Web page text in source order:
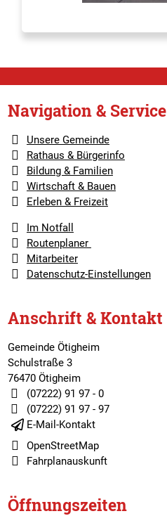
Navigation & Service
Unsere Gemeinde
Rathaus & Bürgerinfo
Bildung & Familien
Wirtschaft & Bauen
Erleben & Freizeit
Im Notfall
Routenplaner
Mitarbeiter
Datenschutz-Einstellungen
Anschrift & Kontakt
Gemeinde Ötigheim
Schulstraße 3
76470 Ötigheim
(07222) 91 97 - 0
(07222) 91 97 - 97
E-Mail-Kontakt
OpenStreetMap
Fahrplanauskunft
Öffnungszeiten